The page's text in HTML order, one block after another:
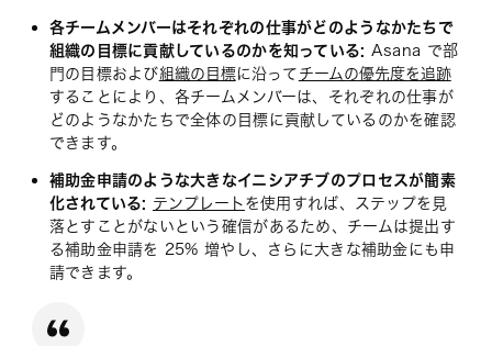
各チームメンバーはそれぞれの仕事がどのようなかたちで
組織の目標に貢献しているのかを知っている: Asana で部
門の目標および組織の目標に沿って チームの優先度を追跡
することにより、各チームメンバーは、それぞれの仕事が
どのようなかたちで全体の目標に貢献しているのかを確認
できます。
補助金申請のような大きなイニシアチブのプロセスが簡素
化されている: テンプレート を使用すれば、ステップを見
落とすことがないという確信があるため、チームは提出す
る補助金申請を 25% 増やし、さらに大きな補助金にも申
請できます。